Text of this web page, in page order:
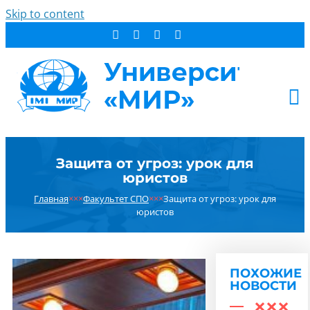
Skip to content
СТУДЕНТУ
НОВОСТИ
РЕЗУЛЬТАТ ПОИСКА:
Защита от угроз: урок для
юристов
Главная×××Факультет СПО×××Защита от угроз: урок для
юристов
ПОХОЖИЕ
НОВОСТИ